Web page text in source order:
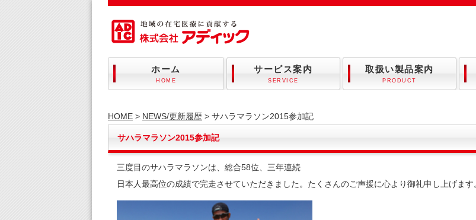
ホーム
HOME
サービス案内
SERVICE
取扱い製品案内
PRODUCT
HOME > NEWS/更新履歴 > サハラマラソン2015参加記
サハラマラソン2015参加記
三度目のサハラマラソンは、総合58位、三年連続
日本人最高位の成績で完走させていただきました。たくさんのご声援に心より御礼申し上げます